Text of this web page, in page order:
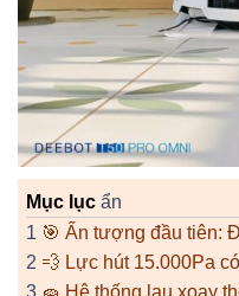
Mục lục ẩn
1 🎯 Ấn tượng đầu tiên:
2 💨 Lực hút 15.000Pa
3 🧽 Hệ thống lau xoay